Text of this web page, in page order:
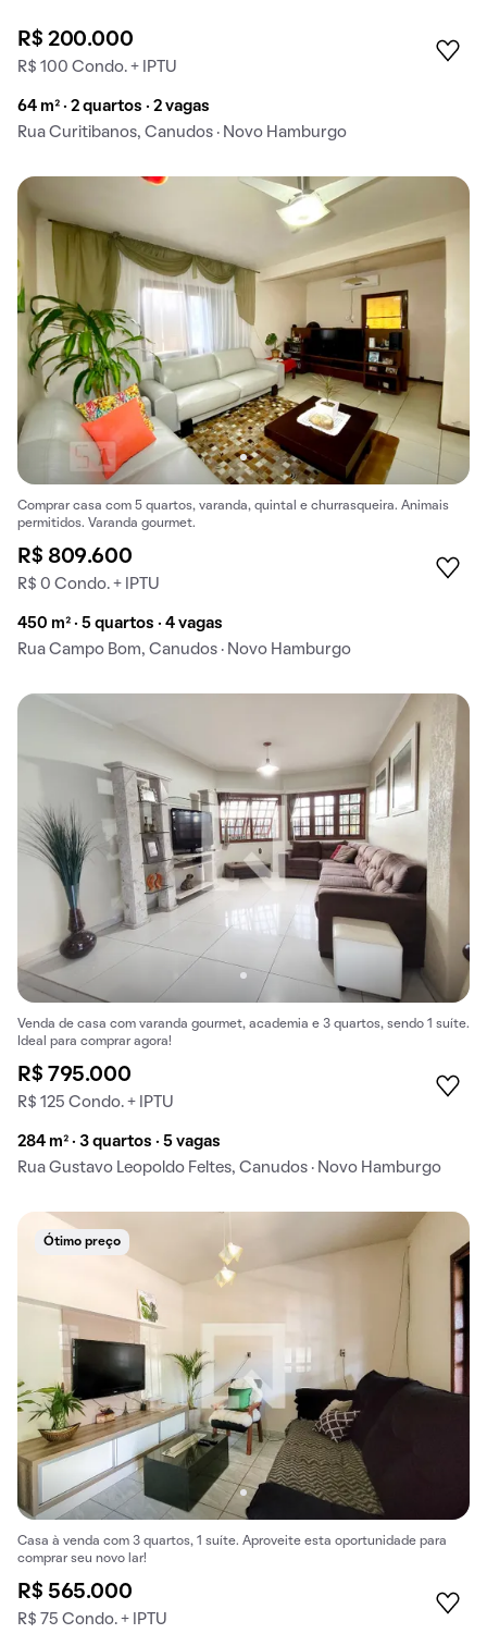
R$ 200.000
R$ 100 Condo. + IPTU
64 m² · 2 quartos · 2 vagas
Rua Curitibanos, Canudos · Novo Hamburgo
Comprar casa com 5 quartos, varanda, quintal e churrasqueira. Animais
permitidos. Varanda gourmet.
R$ 809.600
R$ 0 Condo. + IPTU
450 m² · 5 quartos · 4 vagas
Rua Campo Bom, Canudos · Novo Hamburgo
Venda de casa com varanda gourmet, academia e 3 quartos, sendo 1 suíte.
Ideal para comprar agora!
R$ 795.000
R$ 125 Condo. + IPTU
284 m² · 3 quartos · 5 vagas
Rua Gustavo Leopoldo Feltes, Canudos · Novo Hamburgo
Ótimo preço
Casa à venda com 3 quartos, 1 suíte. Aproveite esta oportunidade para
comprar seu novo lar!
R$ 565.000
R$ 75 Condo. + IPTU